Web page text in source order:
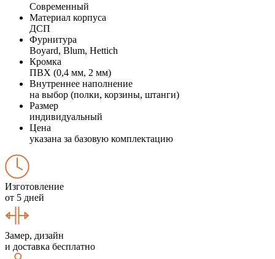
Современный
Материал корпуса
ДСП
Фурнитура
Boyard, Blum, Hettich
Кромка
ПВХ (0,4 мм, 2 мм)
Внутреннее наполнение
на выбор (полки, корзины, штанги)
Размер
индивидуальный
Цена
указана за базовую комплектацию
Изготовление
от 5 дней
Замер, дизайн
и доставка бесплатно